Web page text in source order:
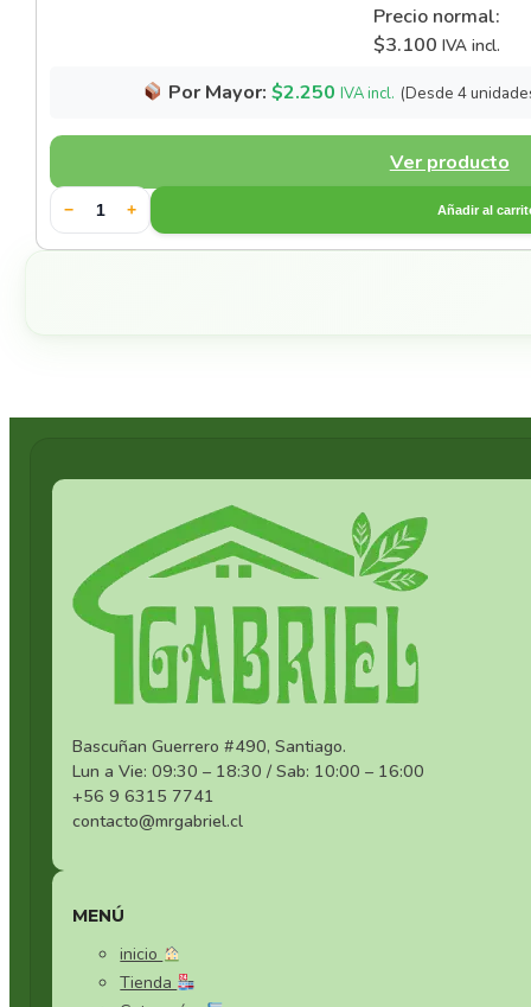
Precio normal:
$3.100 IVA incl.
Por Mayor: $2.250 IVA incl. (Desde 4
Ver producto
− + Añadir al
Bascuñan Guerrero #490, Santiago.
Lun a Vie: 09:30 – 18:30 / Sab: 10:00 – 16:00
+56 9 6315 7741
contacto@mrgabriel.cl
MENÚ
inicio
Tienda